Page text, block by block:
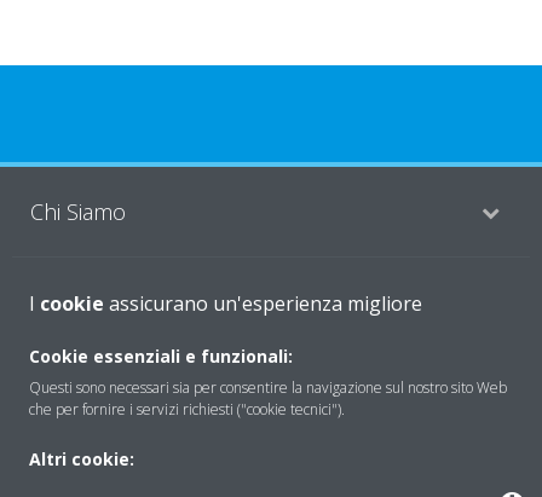
Chi Siamo
Soluzioni
Contattaci
Periodo di supporto definito
I cookie assicurano un'esperienza migliore
Cookie essenziali e funzionali:
Questi sono necessari sia per consentire la navigazione sul nostro sito Web
che per fornire i servizi richiesti ("cookie tecnici").
Altri cookie: